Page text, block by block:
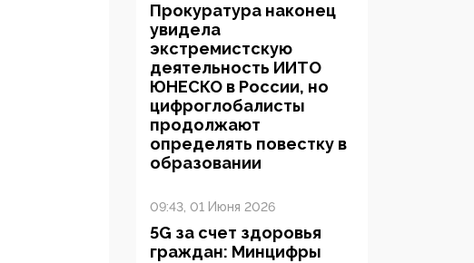
Прокуратура наконец
увидела
экстремистскую
деятельность ИИТО
ЮНЕСКО в России, но
цифроглобалисты
продолжают
определять повестку в
образовании
09:43, 01 Июня 2026
5G за счет здоровья
граждан: Минцифры